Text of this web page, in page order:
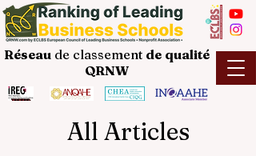
Réseau de classement de qualité
QRNW
All Articles